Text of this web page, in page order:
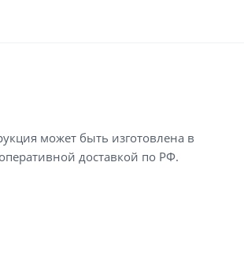
может быть изготовлена в
доставкой по РФ.